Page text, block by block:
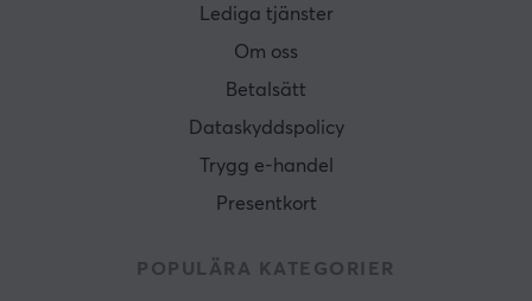
Lediga tjänster
Om oss
Betalsätt
Dataskyddspolicy
Trygg e-handel
Presentkort
POPULÄRA KATEGORIER